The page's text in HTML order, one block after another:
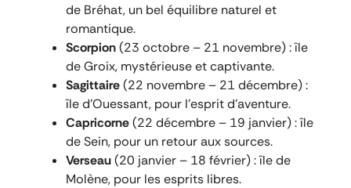
de Bréhat, un bel équilibre naturel et
romantique.
Scorpion(23 octobre – 21 novembre) : île
de Groix, mystérieuse et captivante.
Sagittaire(22 novembre – 21 décembre) :
île d’Ouessant, pour l’esprit d’aventure.
Capricorne(22 décembre – 19 janvier) : île
de Sein, pour un retour aux sources.
Verseau(20 janvier – 18 février) : île de
Molène, pour les esprits libres.